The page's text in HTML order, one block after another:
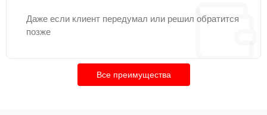
Даже если клиент передумал или решил обратится
позже
Все преимущества